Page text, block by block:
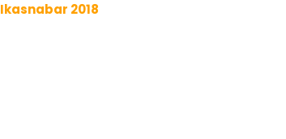
Ikasnabar 2018